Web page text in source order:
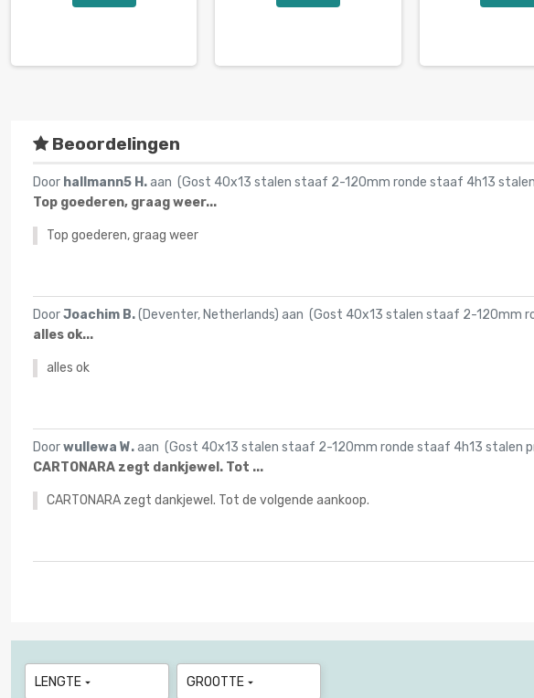
Beoordelingen
Door hallmann5 H.aan (Gost 40x13 stalen staaf 2-120mm ronde staaf 4h13
Top goederen, graag weer...
Top goederen, graag weer
DoorJoachim B.(Deventer, Netherlands) aan (Gost 40x13 stalen staaf 2-120mm
alles ok...
alles ok
Doorwullewa W.aan (Gost 40x13 stalen staaf 2-120mm ronde staaf 4h13 stalen
CARTONARA zegt dankjewel. Tot ...
CARTONARA zegt dankjewel. Tot de volgende aankoop.
LENGTE  GROOTTE 